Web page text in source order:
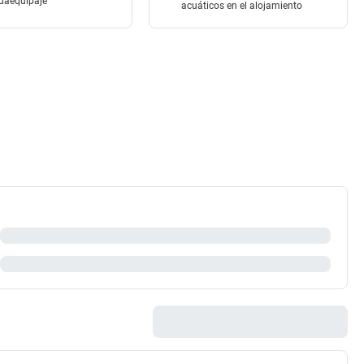
acuáticos en el alojamiento